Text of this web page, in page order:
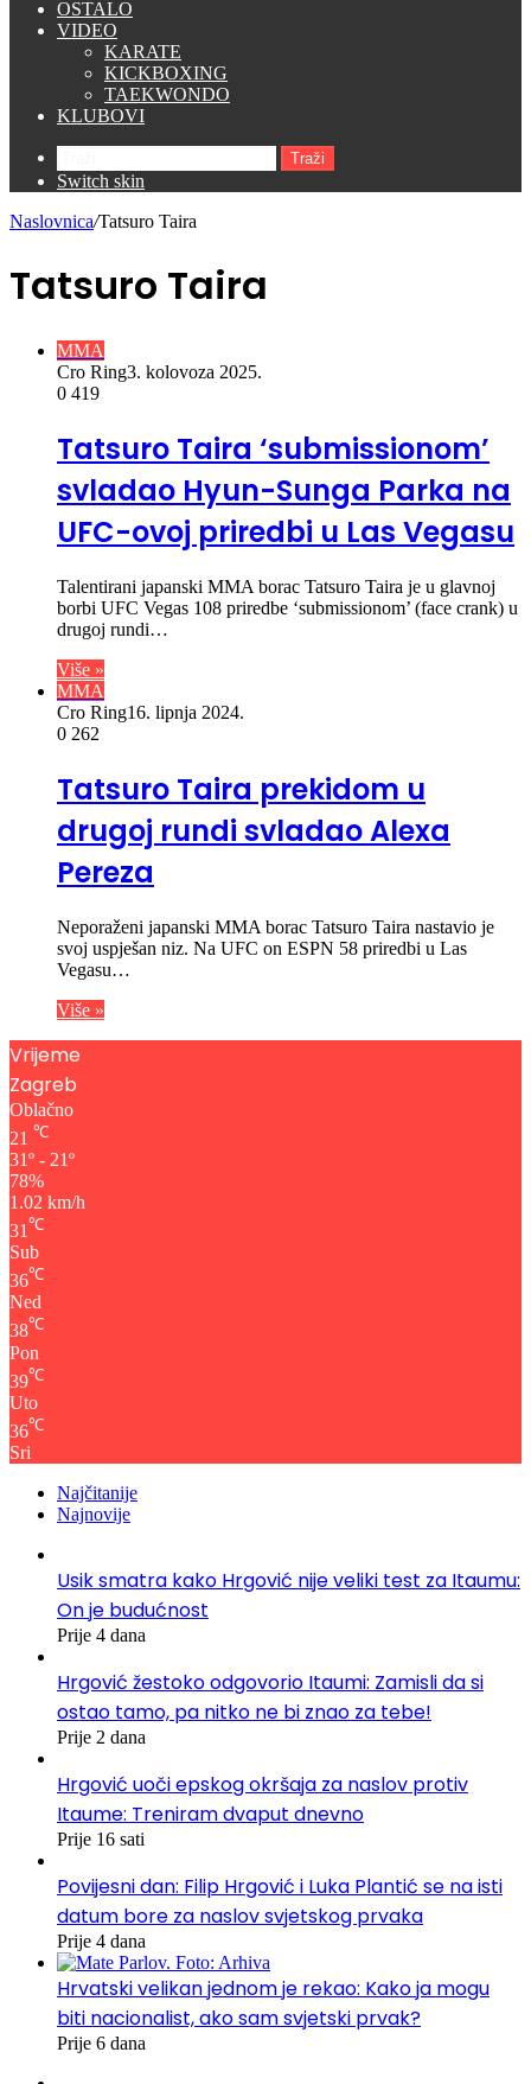
OSTALO
VIDEO
KARATE
KICKBOXING
TAEKWONDO
KLUBOVI
Traži
Switch skin
Naslovnica/Tatsuro Taira
Tatsuro Taira
MMA
Cro Ring3. kolovoza 2025.
0 419
Tatsuro Taira ‘submissionom’
svladao Hyun-Sunga Parka na
UFC-ovoj priredbi u Las Vegasu
Talentirani japanski MMA borac Tatsuro Taira je u glavnoj
borbi UFC Vegas 108 priredbe ‘submissionom’ (face crank) u
drugoj rundi…
Više »
MMA
Cro Ring16. lipnja 2024.
0 262
Tatsuro Taira prekidom u
drugoj rundi svladao Alexa
Pereza
Neporaženi japanski MMA borac Tatsuro Taira nastavio je
svoj uspješan niz. Na UFC on ESPN 58 priredbi u Las
Vegasu…
Više »
Vrijeme
Zagreb
Oblačno
21 ℃
31º - 21º
78%
1.02 km/h
31 ℃
Sub
36℃
Ned
38℃
Pon
39℃
Uto
36℃
Sri
Najčitanije
Najnovije
Usik smatra kako Hrgović nije veliki test za Itaumu:
On je budućnost
Prije 4 dana
Hrgović žestoko odgovorio Itaumi: Zamisli da si
ostao tamo, pa nitko ne bi znao za tebe!
Prije 2 dana
Hrgović uoči epskog okršaja za naslov protiv
Itaume: Treniram dvaput dnevno
Prije 16 sati
Povijesni dan: Filip Hrgović i Luka Plantić se na isti
datum bore za naslov svjetskog prvaka
Prije 4 dana
Hrvatski velikan jednom je rekao: Kako ja mogu
biti nacionalist, ako sam svjetski prvak?
Prije 6 dana